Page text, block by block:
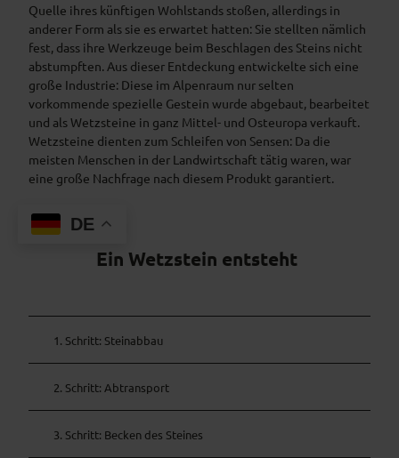
Quelle ihres künftigen Wohlstands stoßen, allerdings in
anderer Form als sie es erwartet hatten: Sie stellten nämlich
fest, dass ihre Werkzeuge beim Beschlagen des Steins nicht
abstumpften. Aus dieser Entdeckung entwickelte sich eine
große Industrie: Diese im Alpenraum nur selten
vorkommende spezielle Gestein wurde abgebaut, bearbeitet
und als Wetzsteine in ganz Mittel- und Osteuropa verkauft.
Wetzsteine dienten zum Schleifen von Sensen: Da die
meisten Menschen in der Landwirtschaft tätig waren, war
eine große Nachfrage nach diesem Produkt garantiert.
Ein Wetzstein entsteht
1. Schritt: Steinabbau
2. Schritt: Abtransport
3. Schritt: Becken des Steines
DE